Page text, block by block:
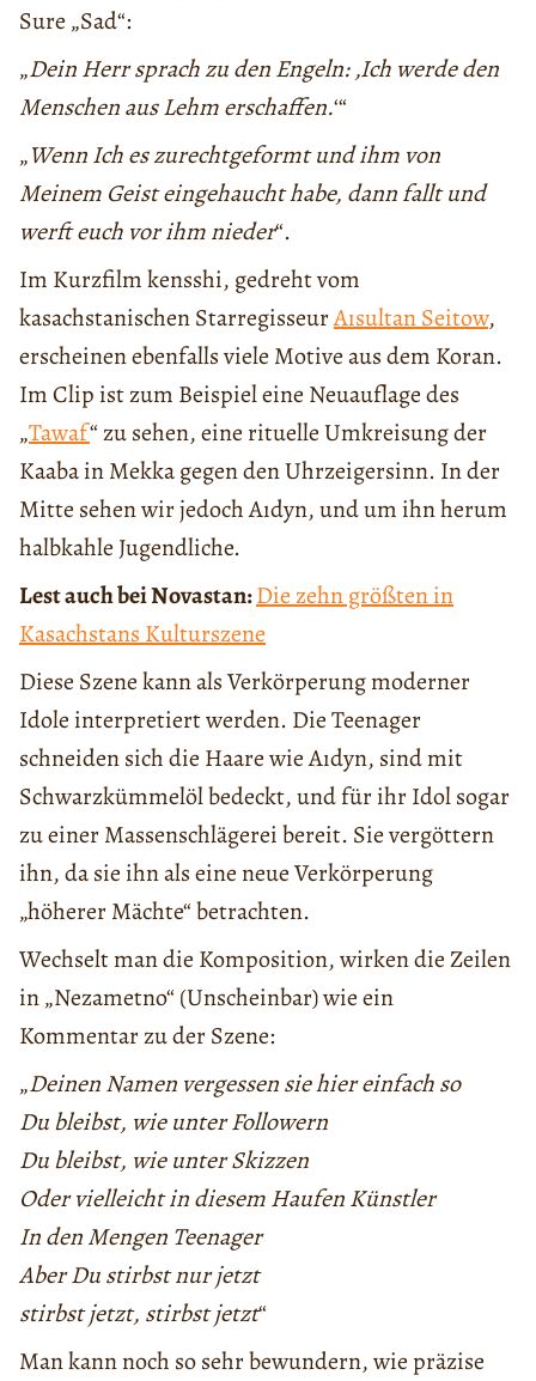
Sure „Sad“:
„Dein Herr sprach zu den Engeln: ‚Ich werde den
Menschen aus Lehm erschaffen.‘“
„Wenn Ich es zurechtgeformt und ihm von
Meinem Geist eingehaucht habe, dann fallt und
werft euch vor ihm nieder“.
Im Kurzfilm kensshi, gedreht vom
kasachstanischen StarregisseurAısultan Seitow,
erscheinen ebenfalls viele Motive aus dem Koran.
Im Clip ist zum Beispiel eine Neuauflage des
„Tawaf“ zu sehen, eine rituelle Umkreisung der
Kaaba in Mekka gegen den Uhrzeigersinn. In der
Mitte sehen wir jedoch Aıdyn, und um ihn herum
halbkahle Jugendliche.
Lest auch bei Novastan:Die zehn größten in
Kasachstans Kulturszene
Diese Szene kann als Verkörperung moderner
Idole interpretiert werden. Die Teenager
schneiden sich die Haare wie Aıdyn, sind mit
Schwarzkümmelöl bedeckt, und für ihr Idol sogar
zu einer Massenschlägerei bereit. Sie vergöttern
ihn, da sie ihn als eine neue Verkörperung
„höherer Mächte“ betrachten.
Wechselt man die Komposition, wirken die Zeilen
in „Nezametno“ (Unscheinbar) wie ein
Kommentar zu der Szene:
„Deinen Namen vergessen sie hier einfach so
Du bleibst, wie unter Followern
Du bleibst, wie unter Skizzen
Oder vielleicht in diesem Haufen Künstler
In den Mengen Teenager
Aber Du stirbst nur jetzt
stirbst jetzt, stirbst jetzt“
Man kann noch so sehr bewundern, wie präzise